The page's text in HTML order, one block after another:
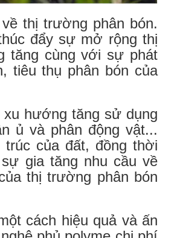
thị trường phân bón.
đẩy sự mở rộng thị
tăng cùng với sự phát
tiêu thụ phân bón của
hướng tăng sử dụng
ủ và phân động vật...
của đất, đồng thời
gia tăng nhu cầu về
thị trường phân bón
cách hiệu quả và ấn